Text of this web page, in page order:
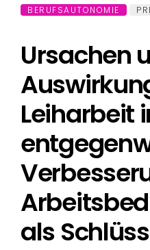
BERUFSAUTONOMIE
Ursachen
Leiharbeit
als